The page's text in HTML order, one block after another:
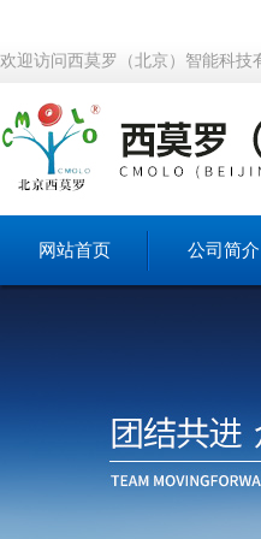
欢迎访问西莫罗（北京）智能科技
网站首页 公司简介